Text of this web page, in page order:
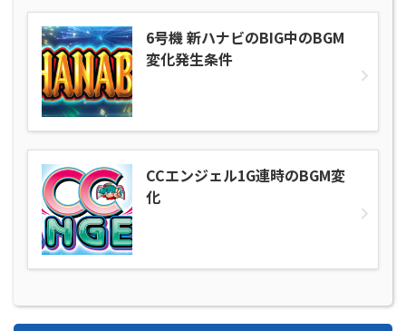
6号機 新ハナビのBIG中のBGM
変化発生条件
CCエンジェル1G連時のBGM変
化